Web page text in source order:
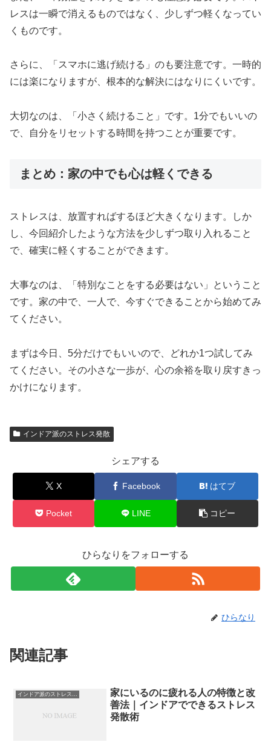
レスは一瞬で消えるものではなく、少しずつ軽くなってい
くものです。
さらに、「スマホに逃げ続ける」のも要注意です。一時的
には楽になりますが、根本的な解決にはなりにくいです。
大切なのは、「小さく続けること」です。1分でもいいの
で、自分をリセットする時間を持つことが重要です。
まとめ：家の中でも心は軽くできる
ストレスは、放置すればするほど大きくなります。しか
し、今回紹介したような方法を少しずつ取り入れること
で、確実に軽くすることができます。
大事なのは、「特別なことをする必要はない」ということ
です。家の中で、一人で、今すぐできることから始めてみ
てください。
まずは今日、5分だけでもいいので、どれか1つ試してみ
てください。その小さな一歩が、心の余裕を取り戻すきっ
かけになります。
インドア派のストレス発散
シェアする
X Facebook はてブ
Pocket LINE コピー
ひらなりをフォローする
ひらなり
関連記事
インドア派のストレス発散
家にいるのに疲れる人の特徴と改
善法｜インドアでできるストレス
発散術